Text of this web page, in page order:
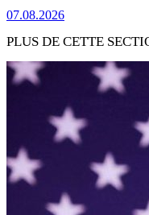
07.08.2026
PLUS DE CETTE